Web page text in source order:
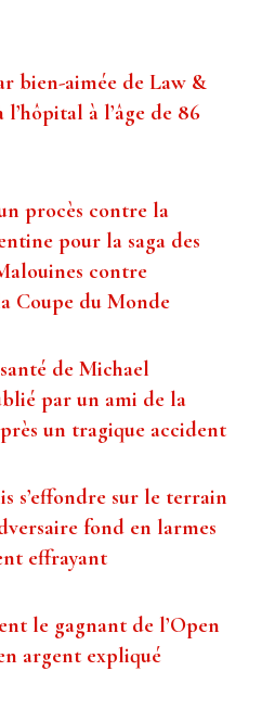
bien-aimée de Law &
à l’âge de 86
procès contre la
pour la saga des
contre
Coupe du Monde
de Michael
par un ami de la
un tragique accident
s’effondre sur le terrain
fond en larmes
effrayant
le gagnant de l’Open
argent expliqué